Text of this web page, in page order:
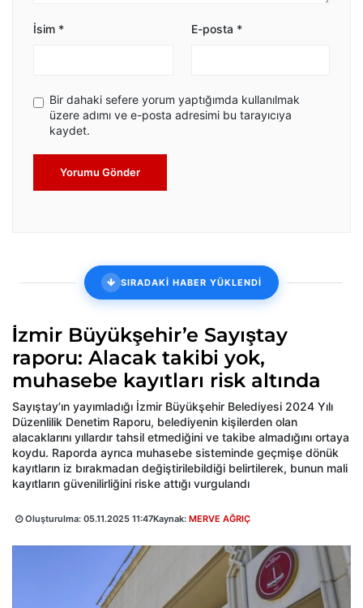
İsim * E-posta *
Bir dahaki sefere yorum yaptığımda kullanılmak
üzere adımı ve e-posta adresimi bu tarayıcıya
kaydet.
Yorumu Gönder
SIRADAKİ HABER YÜKLENDİ
İzmir Büyükşehir’e Sayıştay
raporu: Alacak takibi yok,
muhasebe kayıtları risk altında
Sayıştay’ın yayımladığı İzmir Büyükşehir Belediyesi 2024 Yılı
Düzenlilik Denetim Raporu, belediyenin kişilerden olan
alacaklarını yıllardır tahsil etmediğini ve takibe almadığını ortaya
koydu. Raporda ayrıca muhasebe sisteminde geçmişe dönük
kayıtların iz bırakmadan değiştirilebildiği belirtilerek, bunun mali
kayıtların güvenilirliğini riske attığı vurgulandı
Oluşturulma: 05.11.2025 11:47Kaynak: MERVE AĞRIÇ